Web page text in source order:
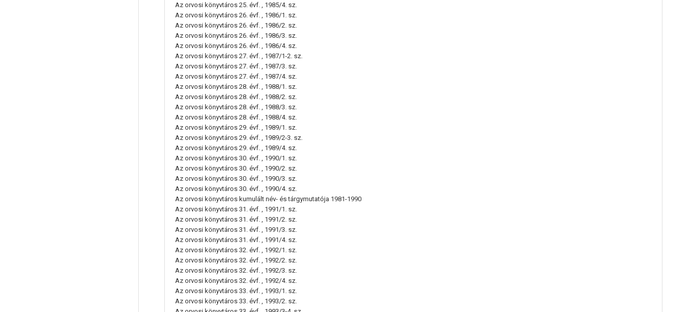
Az orvosi könyvtáros 25. évf. , 1985/4. sz.
Az orvosi könyvtáros 26. évf. , 1986/1. sz.
Az orvosi könyvtáros 26. évf. , 1986/2. sz.
Az orvosi könyvtáros 26. évf. , 1986/3. sz.
Az orvosi könyvtáros 26. évf. , 1986/4. sz.
Az orvosi könyvtáros 27. évf. , 1987/1-2. sz.
Az orvosi könyvtáros 27. évf. , 1987/3. sz.
Az orvosi könyvtáros 27. évf. , 1987/4. sz.
Az orvosi könyvtáros 28. évf. , 1988/1. sz.
Az orvosi könyvtáros 28. évf. , 1988/2. sz.
Az orvosi könyvtáros 28. évf. , 1988/3. sz.
Az orvosi könyvtáros 28. évf. , 1988/4. sz.
Az orvosi könyvtáros 29. évf. , 1989/1. sz.
Az orvosi könyvtáros 29. évf. , 1989/2-3. sz.
Az orvosi könyvtáros 29. évf. , 1989/4. sz.
Az orvosi könyvtáros 30. évf. , 1990/1. sz.
Az orvosi könyvtáros 30. évf. , 1990/2. sz.
Az orvosi könyvtáros 30. évf. , 1990/3. sz.
Az orvosi könyvtáros 30. évf. , 1990/4. sz.
Az orvosi könyvtáros kumulált név- és tárgymutatója 1981-1990
Az orvosi könyvtáros 31. évf. , 1991/1. sz.
Az orvosi könyvtáros 31. évf. , 1991/2. sz.
Az orvosi könyvtáros 31. évf. , 1991/3. sz.
Az orvosi könyvtáros 31. évf. , 1991/4. sz.
Az orvosi könyvtáros 32. évf. , 1992/1. sz.
Az orvosi könyvtáros 32. évf. , 1992/2. sz.
Az orvosi könyvtáros 32. évf. , 1992/3. sz.
Az orvosi könyvtáros 32. évf. , 1992/4. sz.
Az orvosi könyvtáros 33. évf. , 1993/1. sz.
Az orvosi könyvtáros 33. évf. , 1993/2. sz.